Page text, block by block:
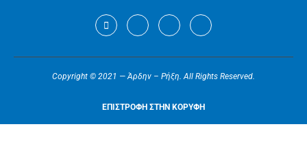
Copyright © 2021 — Άρδην – Ρήξη. All Rights Reserved.
ΕΠΙΣΤΡΟΦΗ ΣΤΗΝ ΚΟΡΥΦΗ